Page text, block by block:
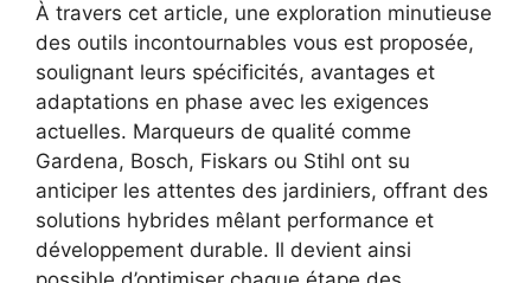
À travers cet article, une exploration minutieuse
des outils incontournables vous est proposée,
soulignant leurs spécificités, avantages et
adaptations en phase avec les exigences
actuelles. Marqueurs de qualité comme
Gardena, Bosch, Fiskars ou Stihl ont su
anticiper les attentes des jardiniers, offrant des
solutions hybrides mêlant performance et
développement durable. Il devient ainsi